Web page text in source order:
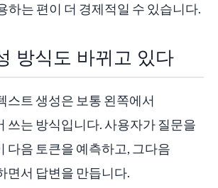
하는 편이 더 경제적일 수 있습니다.
방식도 바뀌고 있다
스트 생성은 보통 왼쪽에서
쓰는 방식입니다. 사용자가 질문을
다음 토큰을 예측하고, 그다음
면서 답변을 만듭니다.